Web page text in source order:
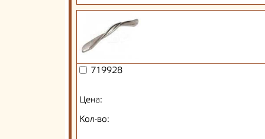
719928
Цена:
Кол-во: